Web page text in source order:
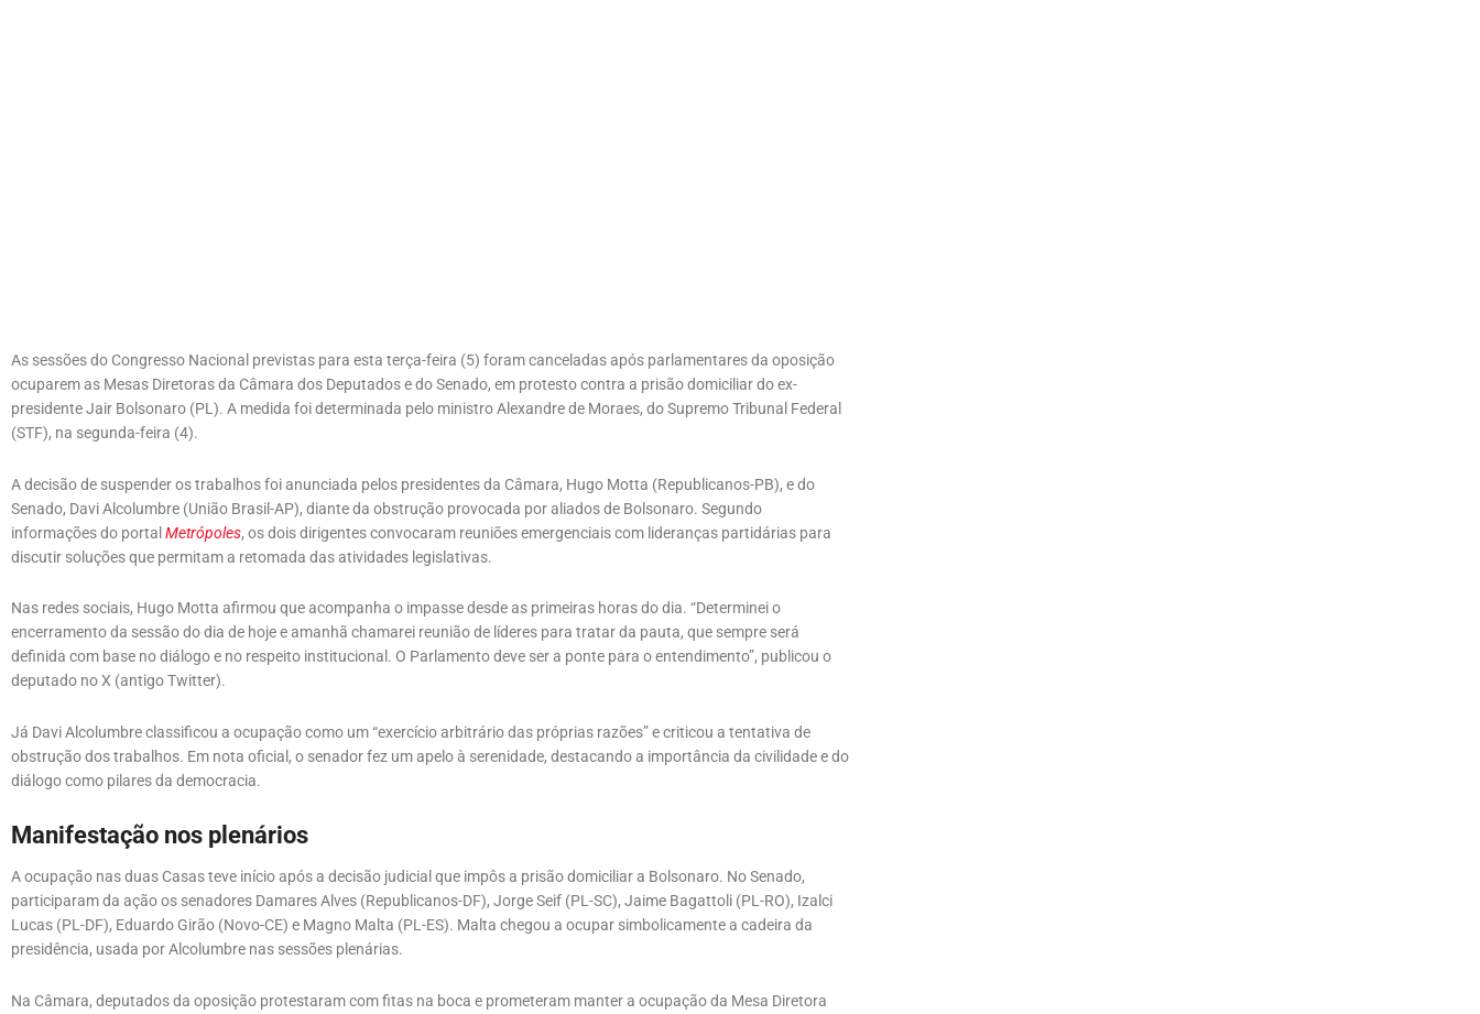
As sessões do Congresso Nacional previstas para esta terça-feira (5) foram canceladas após parlamentares da oposição
ocuparem as Mesas Diretoras da Câmara dos Deputados e do Senado, em protesto contra a prisão domiciliar do ex-
presidente Jair Bolsonaro (PL). A medida foi determinada pelo ministro Alexandre de Moraes, do Supremo Tribunal Federal
(STF), na segunda-feira (4).
A decisão de suspender os trabalhos foi anunciada pelos presidentes da Câmara, Hugo Motta (Republicanos-PB), e do
Senado, Davi Alcolumbre (União Brasil-AP), diante da obstrução provocada por aliados de Bolsonaro. Segundo
informações do portal Metrópoles, os dois dirigentes convocaram reuniões emergenciais com lideranças partidárias para
discutir soluções que permitam a retomada das atividades legislativas.
Nas redes sociais, Hugo Motta afirmou que acompanha o impasse desde as primeiras horas do dia. “Determinei o
encerramento da sessão do dia de hoje e amanhã chamarei reunião de líderes para tratar da pauta, que sempre será
definida com base no diálogo e no respeito institucional. O Parlamento deve ser a ponte para o entendimento”, publicou o
deputado no X (antigo Twitter).
Já Davi Alcolumbre classificou a ocupação como um “exercício arbitrário das próprias razões” e criticou a tentativa de
obstrução dos trabalhos. Em nota oficial, o senador fez um apelo à serenidade, destacando a importância da civilidade e do
diálogo como pilares da democracia.
Manifestação nos plenários
A ocupação nas duas Casas teve início após a decisão judicial que impôs a prisão domiciliar a Bolsonaro. No Senado,
participaram da ação os senadores Damares Alves (Republicanos-DF), Jorge Seif (PL-SC), Jaime Bagattoli (PL-RO), Izalci
Lucas (PL-DF), Eduardo Girão (Novo-CE) e Magno Malta (PL-ES). Malta chegou a ocupar simbolicamente a cadeira da
presidência, usada por Alcolumbre nas sessões plenárias.
Na Câmara, deputados da oposição protestaram com fitas na boca e prometeram manter a ocupação da Mesa Diretora